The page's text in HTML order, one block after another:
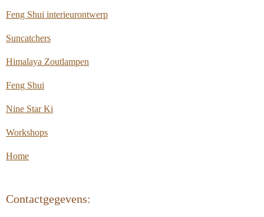
Feng Shui interieurontwerp
Suncatchers
Himalaya Zoutlampen
Feng Shui
Nine Star Ki
Workshops
Home
Contactgegevens: